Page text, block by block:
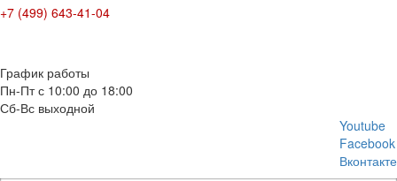
+7 (499) 643-41-04
График работы
Пн-Пт с 10:00 до 18:00
Сб-Вс выходной
Youtube
Facebook
Вконтакте